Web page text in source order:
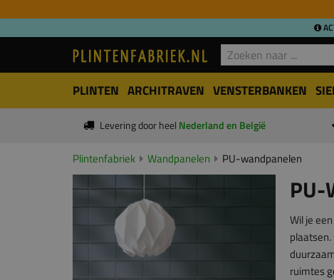
PLINTEN ARCHITRAVEN VENSTERBANKEN
Levering door heel Nederland en België
Plintenfabriek Wandpanelen PU-wandpanelen
PU-
Wil je
ruimtes